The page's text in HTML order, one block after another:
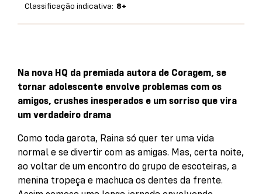
Classificação indicativa: 8+
Na nova HQ da premiada autora de Coragem, se
tornar adolescente envolve problemas com os
amigos, crushes inesperados e um sorriso que vira
um verdadeiro drama
Como toda garota, Raina só quer ter uma vida
normal e se divertir com as amigas. Mas, certa noite,
ao voltar de um encontro do grupo de escoteiras, a
menina tropeça e machuca os dentes da frente.